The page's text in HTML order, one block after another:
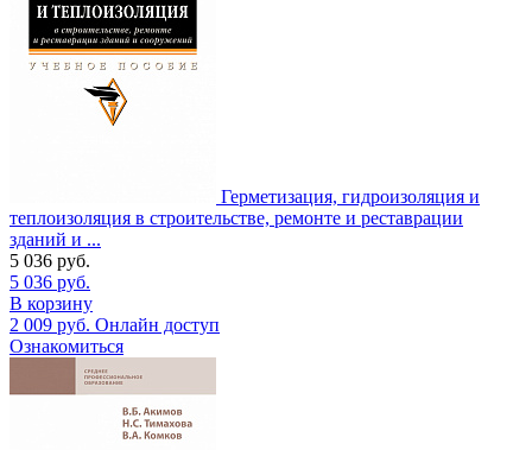
Герметизация, гидроизоляция и
теплоизоляция в строительстве, ремонте и реставрации
зданий и ...
5 036 руб.
5 036 руб.
В корзину
2 009 руб. Онлайн доступ
Ознакомиться